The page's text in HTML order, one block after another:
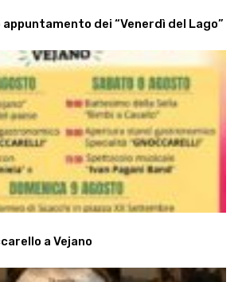
dei “Venerdì del Lago”
a Vejano